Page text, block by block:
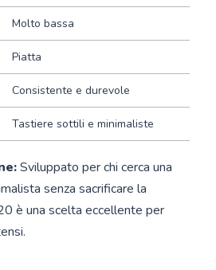
Molto bassa
Piatta
Consistente e durevole
Tastiere sottili e minimaliste
Sviluppato per chi cerca una
senza sacrificare la
è una scelta eccellente per